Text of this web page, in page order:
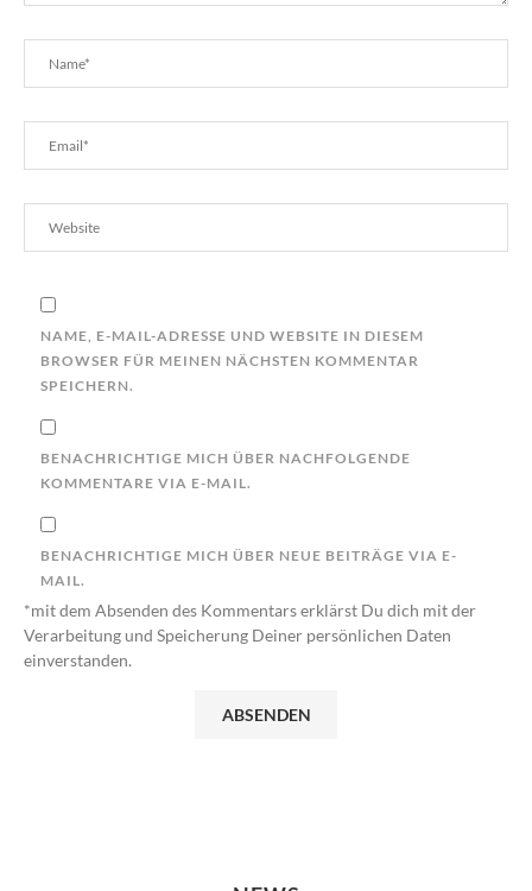
NAME, E-MAIL-ADRESSE UND WEBSITE IN DIESEM
BROWSER FÜR MEINEN NÄCHSTEN KOMMENTAR
SPEICHERN.
BENACHRICHTIGE MICH ÜBER NACHFOLGENDE
KOMMENTARE VIA E-MAIL.
BENACHRICHTIGE MICH ÜBER NEUE BEITRÄGE VIA E-
MAIL.
*mit dem Absenden des Kommentars erklärst Du dich mit der
Verarbeitung und Speicherung Deiner persönlichen Daten
einverstanden.